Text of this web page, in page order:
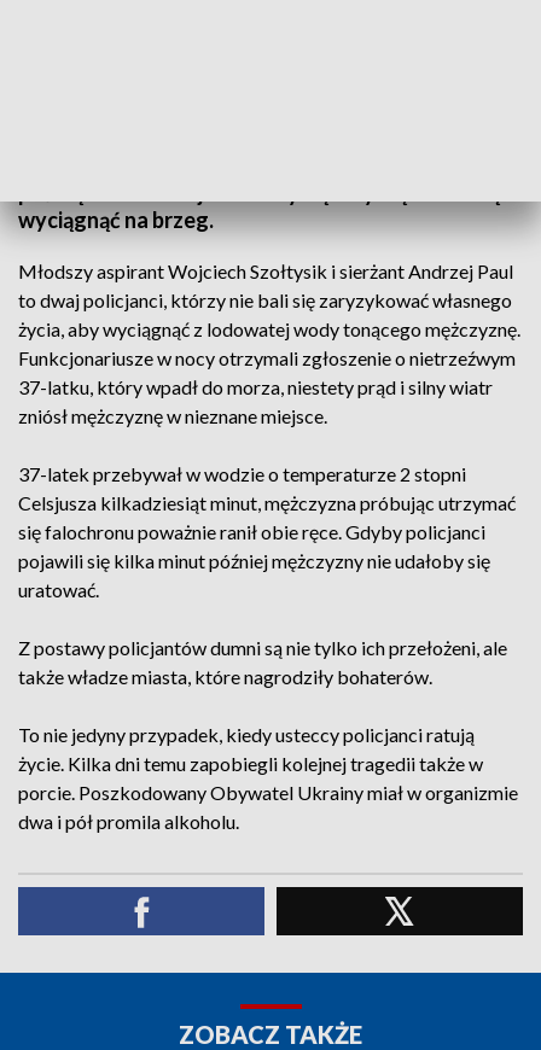
wyciągnąć na brzeg.
Młodszy aspirant Wojciech Szołtysik i sierżant Andrzej Paul
to dwaj policjanci, którzy nie bali się zaryzykować własnego
życia, aby wyciągnąć z lodowatej wody tonącego mężczyznę.
Funkcjonariusze w nocy otrzymali zgłoszenie o nietrzeźwym
37-latku, który wpadł do morza, niestety prąd i silny wiatr
zniósł mężczyznę w nieznane miejsce.
37-latek przebywał w wodzie o temperaturze 2 stopni
Celsjusza kilkadziesiąt minut, mężczyzna próbując utrzymać
się falochronu poważnie ranił obie ręce. Gdyby policjanci
pojawili się kilka minut później mężczyzny nie udałoby się
uratować.
Z postawy policjantów dumni są nie tylko ich przełożeni, ale
także władze miasta, które nagrodziły bohaterów.
To nie jedyny przypadek, kiedy usteccy policjanci ratują
życie. Kilka dni temu zapobiegli kolejnej tragedii także w
porcie. Poszkodowany Obywatel Ukrainy miał w organizmie
dwa i pół promila alkoholu.
ZOBACZ TAKŻE